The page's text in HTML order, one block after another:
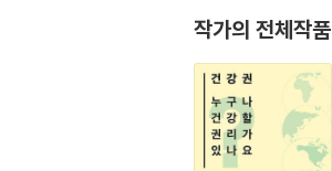
작가의 전체작품